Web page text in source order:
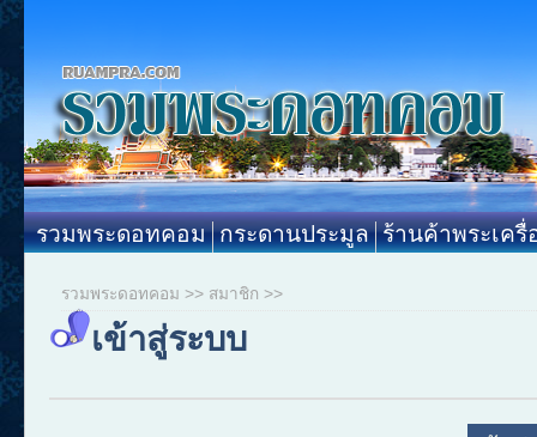
รวมพระดอทคอม กระดานประมูล ร้านค้าพระเครื่
รวมพระดอทคอม >> สมาชิก >>
เข้าสู่ระบบ